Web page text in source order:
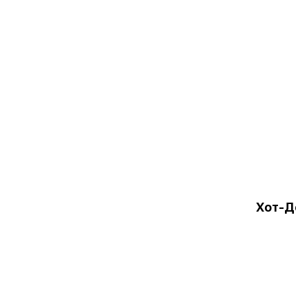
Хот-